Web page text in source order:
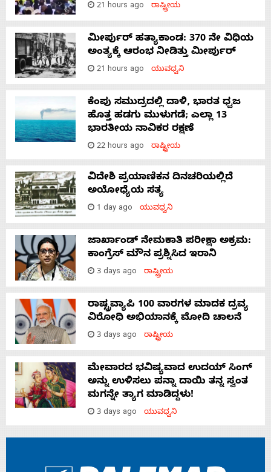
21 hours ago ರಾಷ್ಟ್ರೀಯ
ಮೀರ್ಪುರ್ ಹತ್ಯಾಕಾಂಡ: 370 ನೇ ವಿಧಿಯ
ಅಂತ್ಯಕ್ಕೆ ಆರಂಭ ನೀಡಿತ್ತು ಮೀರ್ಪುರ್
21 hours ago ಯುವಧ್ವನಿ
ಕೆಂಪು ಸಮುದ್ರದಲ್ಲಿ ದಾಳಿ, ಭಾರತ ಧ್ವಜ
ಹೊತ್ತ ಹಡಗು ಮುಳುಗಡೆ; ಎಲ್ಲಾ 13
ಭಾರತೀಯ ನಾವಿಕರ ರಕ್ಷಣೆ
22 hours ago ರಾಷ್ಟ್ರೀಯ
ವಿದೇಶಿ ಪ್ರಯಾಣಿಕನ ದಿನಚರಿಯಲ್ಲಿದೆ
ಅಯೋಧ್ಯೆಯ ಸತ್ಯ
1 day ago ಯುವಧ್ವನಿ
ಜಾರ್ಖಾಂಡ್‌ ನೇಮಕಾತಿ ಪರೀಕ್ಷಾ ಅಕ್ರಮ:
ಕಾಂಗ್ರೆಸ್‌ ಮೌನ ಪ್ರಶ್ನಿಸಿದ ಇರಾನಿ
3 days ago ರಾಷ್ಟ್ರೀಯ
ರಾಷ್ಟ್ರವ್ಯಾಪಿ 100 ವಾರಗಳ ಮಾದಕ ದ್ರವ್ಯ
ವಿರೋಧಿ ಅಭಿಯಾನಕ್ಕೆ ಮೋದಿ ಚಾಲನೆ
3 days ago ರಾಷ್ಟ್ರೀಯ
ಮೇವಾರದ ಭವಿಷ್ಯವಾದ ಉದಯ್ ಸಿಂಗ್
ಅನ್ನು ಉಳಿಸಲು ಪನ್ನಾ ದಾಯಿ ತನ್ನ ಸ್ವಂತ
ಮಗನ್ನೇ ತ್ಯಾಗ ಮಾಡಿದ್ದಳು!
3 days ago ಯುವಧ್ವನಿ